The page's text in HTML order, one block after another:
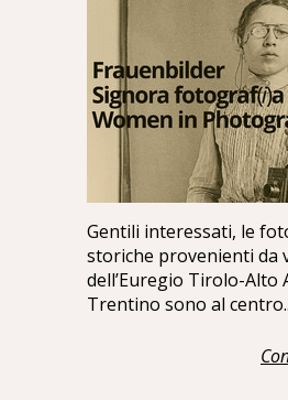
Gentili interessati, le
storiche provenienti da
dell’Euregio Tirolo-Alto
Trentino sono al